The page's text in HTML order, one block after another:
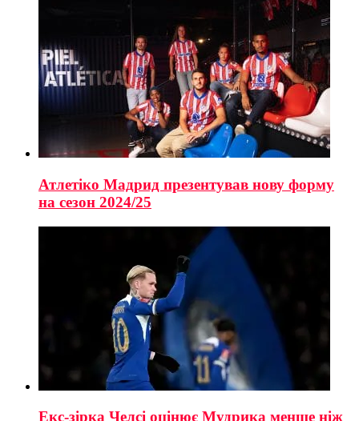
Атлетіко Мадрид презентував нову форму
на сезон 2024/25
Екс-зірка Челсі оцінює Мудрика менше ніж